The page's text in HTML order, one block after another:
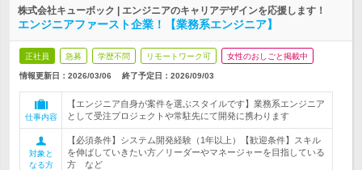
株式会社キューボック | エンジニアのキャリアデザインを応援します！
エンジニアファースト企業！【業務系エンジニア】
正社員 急募 学歴不問 リモートワーク可 女性のおしごと掲載中
情報更新日：2026/03/06 終了予定日： 2026/09/03
仕事内容
【エンジニア自身が案件を選ぶスタイルです】業務系エンジニア
として受注プロジェクトや常駐先にて開発に携わります
対象と
なる方
【必須条件】システム開発経験（1年以上）【歓迎条件】スキル
を伸ばしていきたい方／リーダーやマネージャーを目指している
方 など